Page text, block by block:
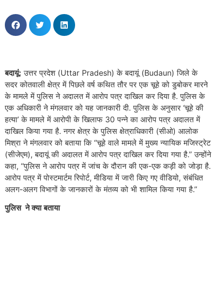
बदायूं: उत्तर प्रदेश (Uttar Pradesh) के बदायूं (Budaun) जिले के
सदर कोतवाली क्षेत्र में पिछले वर्ष कथित तौर पर एक चूहे को डुबोकर मारने
के मामले में पुलिस ने अदालत में आरोप पत्र दाखिल कर दिया है. पुलिस के
एक अधिकारी ने मंगलवार को यह जानकारी दी. पुलिस के अनुसार ‘चूहे की
हत्या’ के मामले में आरोपी के खिलाफ 30 पन्ने का आरोप पत्र अदालत में
दाखिल किया गया है. नगर क्षेत्र के पुलिस क्षेत्राधिकारी (सीओ) आलोक
मिश्रा ने मंगलवार को बताया कि ‘‘चूहे वाले मामले में मुख्य न्यायिक मजिस्ट्रेट
(सीजेएम), बदायूं की अदालत में आरोप पत्र दाखिल कर दिया गया है.’’ उन्‍होंने
कहा, ‘‘पुलिस ने आरोप पत्र में जांच के दौरान की एक-एक कड़ी को जोड़ा है.
आरोप पत्र में पोस्टमार्टम रिपोर्ट, मीडिया में जारी किए गए वीडियो, संबंधित
अलग-अलग विभागों के जानकारों के मंतव्य को भी शामिल किया गया है.’’
पुलिस ने क्या बताया